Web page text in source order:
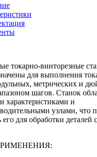
токарно-винторезные
для выполнения
метрических и
шагов. Станок
характеристиками и
узлами, что
его для обработки